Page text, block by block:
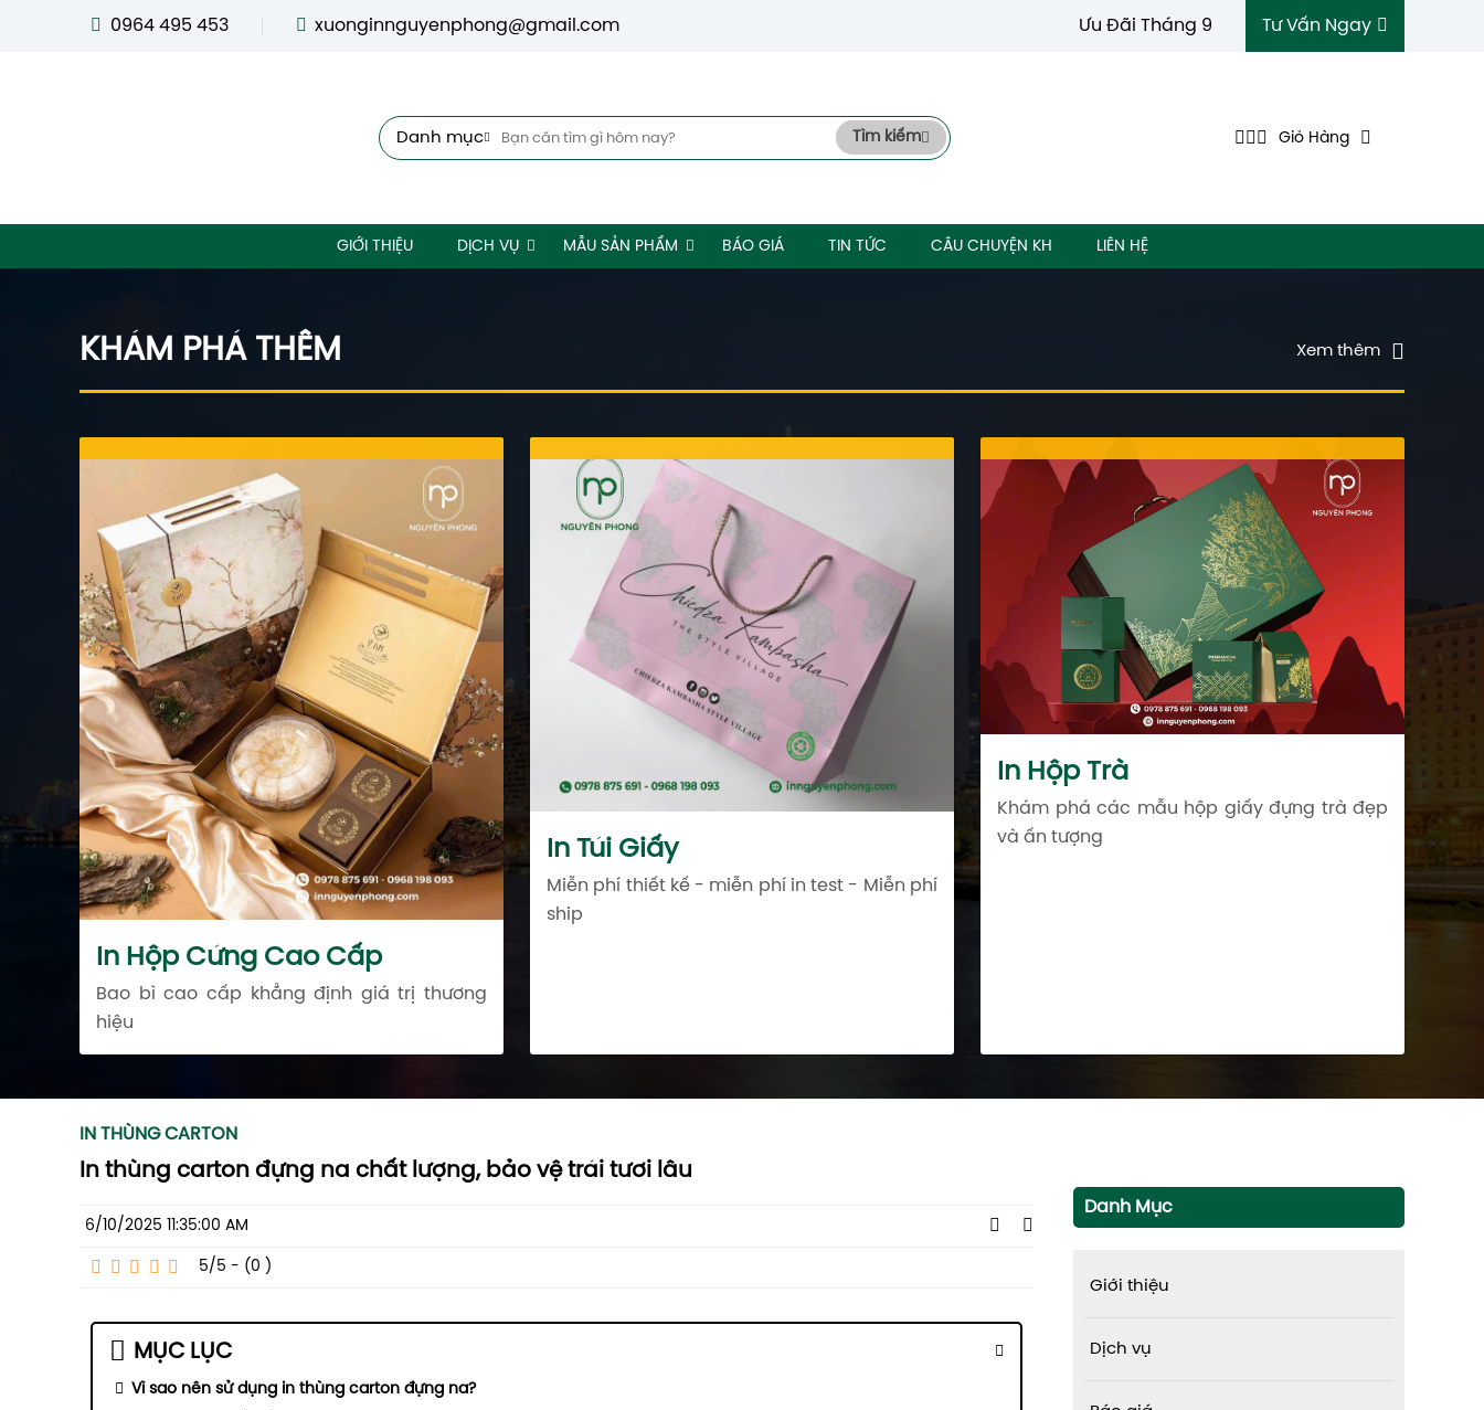
0964 495 453 xuonginnguyenphong@gmail.com Ưu Đãi Tháng 9 Tư Vấn Ngay
Danh mục Tìm kiếm Giỏ Hàng
GIỚI THIỆU DỊCH VỤ MẪU SẢN PHẨM BÁO GIÁ TIN TỨC CÂU CHUYỆN KH LIÊN HỆ
KHÁM PHÁ THÊM Xem thêm
In Hộp Cứng Cao Cấp
Bao bì cao cấp khẳng định giá trị thương
hiệu
In Túi Giấy
Miễn phí thiết kế - miễn phí in test - Miễn phí
ship
In Hộp Trà
Khám phá các mẫu hộp giấy đựng trà đẹp
và ấn tượng
IN THÙNG CARTON
In thùng carton đựng na chất lượng, bảo vệ trái tươi lâu
6/10/2025 11:35:00 AM
5/5 - (0 )
MỤC LỤC
Vì sao nên sử dụng in thùng carton đựng na?
Danh Mục
Giới thiệu
Dịch vụ